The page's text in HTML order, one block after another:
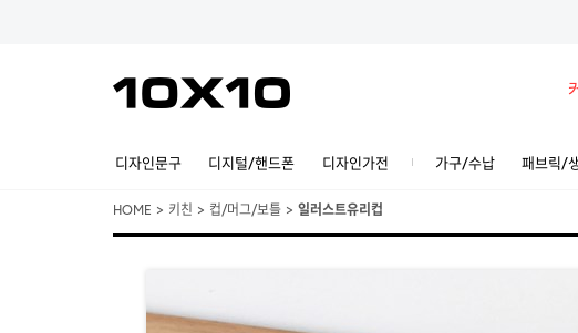
디자인문구 디지털/핸드폰 디자인가전 가구/수납 패브릭/
HOME > 키친 > 컵/머그/보틀 > 일러스트유리컵